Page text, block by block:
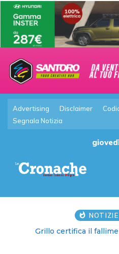
Advertising Disclaimer
Segnala Notizia
Grillo certifica il